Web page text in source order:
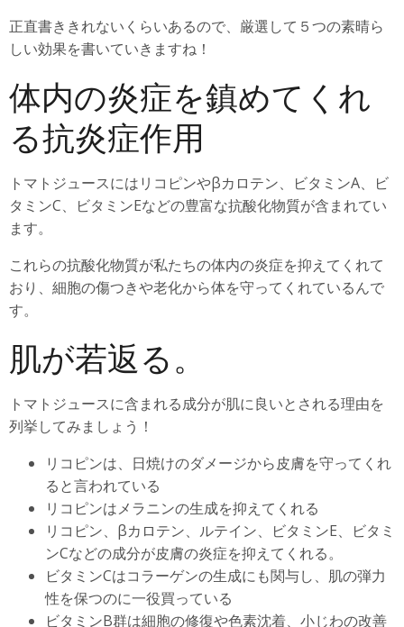
正直書ききれないくらいあるので、厳選して５つの素晴ら
しい効果を書いていきますね！
体内の炎症を鎮めてくれ
る抗炎症作用
トマトジュースにはリコピンやβカロテン、ビタミンA、ビ
タミンC、ビタミンEなどの豊富な抗酸化物質が含まれてい
ます。
これらの抗酸化物質が私たちの体内の炎症を抑えてくれて
おり、細胞の傷つきや老化から体を守ってくれているんで
す。
肌が若返る。
トマトジュースに含まれる成分が肌に良いとされる理由を
列挙してみましょう！
リコピンは、日焼けのダメージから皮膚を守ってくれ
ると言われている
リコピンはメラニンの生成を抑えてくれる
リコピン、βカロテン、ルテイン、ビタミンE、ビタミ
ンCなどの成分が皮膚の炎症を抑えてくれる。
ビタミンCはコラーゲンの生成にも関与し、肌の弾力
性を保つのに一役買っている
ビタミンB群は細胞の修復や色素沈着、小じわの改善